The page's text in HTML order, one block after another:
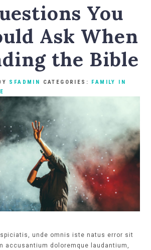
You
Ask When
the Bible
SFADMIN CATEGORIES: FAMILY IN
unde omnis iste natus error sit
accusantium doloremque laudantium,